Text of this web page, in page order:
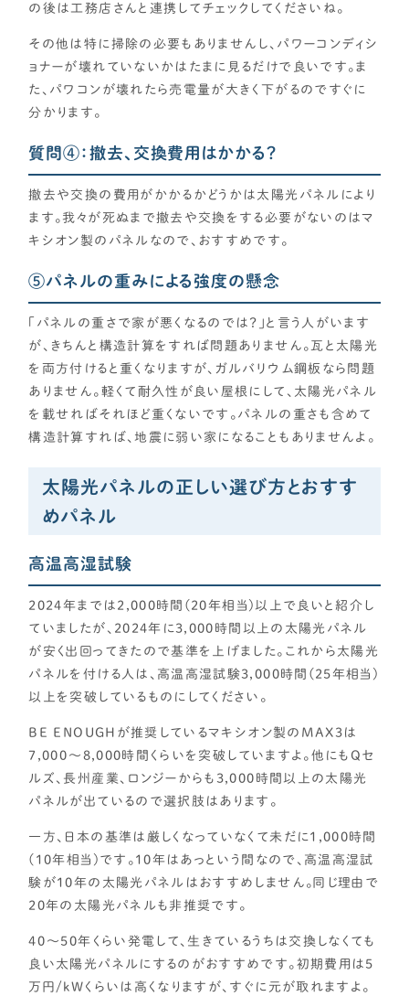
の後は工務店さんと連携してチェックしてくださいね。
その他は特に掃除の必要もありませんし、パワーコンディシ
ョナーが壊れていないかはたまに見るだけで良いです。ま
た、パワコンが壊れたら売電量が大きく下がるのですぐに
分かります。
質問④：撤去、交換費用はかかる？
撤去や交換の費用がかかるかどうかは太陽光パネルにより
ます。我々が死ぬまで撤去や交換をする必要がないのはマ
キシオン製のパネルなので、おすすめです。
⑤パネルの重みによる強度の懸念
「パネルの重さで家が悪くなるのでは？」と言う人がいます
が、きちんと構造計算をすれば問題ありません。瓦と太陽光
を両方付けると重くなりますが、ガルバリウム鋼板なら問題
ありません。軽くて耐久性が良い屋根にして、太陽光パネル
を載せればそれほど重くないです。パネルの重さも含めて
構造計算すれば、地震に弱い家になることもありませんよ。
太陽光パネルの正しい選び方とおすす
めパネル
高温高湿試験
2024年までは2,000時間(20年相当)以上で良いと紹介し
ていましたが、2024年に3,000時間以上の太陽光パネル
が安く出回ってきたので基準を上げました。これから太陽光
パネルを付ける人は、高温高湿試験3,000時間(25年相当)
以上を突破しているものにしてください。
BE ENOUGHが推奨しているマキシオン製のMAX3は
7,000～8,000時間くらいを突破していますよ。他にもQセ
ルズ、長州産業、ロンジーからも3,000時間以上の太陽光
パネルが出ているので選択肢はあります。
一方、日本の基準は厳しくなっていなくて未だに1,000時間
(10年相当)です。10年はあっという間なので、高温高湿試
験が10年の太陽光パネルはおすすめしません。同じ理由で
20年の太陽光パネルも非推奨です。
40～50年くらい発電して、生きているうちは交換しなくても
良い太陽光パネルにするのがおすすめです。初期費用は5
万円/kWくらいは高くなりますが、すぐに元が取れますよ。